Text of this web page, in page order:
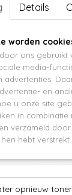
Details
worden
ons gebruikt
media-
advertenties.
en
u onze site
in combinatie
verzameld
hebt verstrekt.
opnieuw